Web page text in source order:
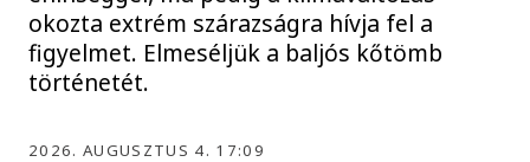
okozta extrém szárazságra hívja fel a
figyelmet. Elmeséljük a baljós kőtömb
történetét.
2026. AUGUSZTUS 4. 17:09